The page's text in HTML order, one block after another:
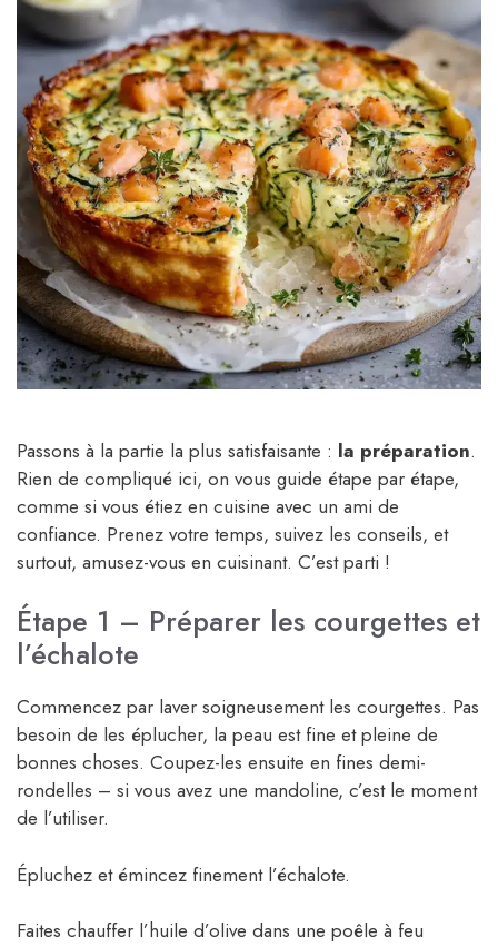
Passons à la partie la plus satisfaisante : la préparation.
Rien de compliqué ici, on vous guide étape par étape,
comme si vous étiez en cuisine avec un ami de
confiance. Prenez votre temps, suivez les conseils, et
surtout, amusez-vous en cuisinant. C’est parti !
Étape 1 – Préparer les courgettes et
l’échalote
Commencez par laver soigneusement les courgettes. Pas
besoin de les éplucher, la peau est fine et pleine de
bonnes choses. Coupez-les ensuite en fines demi-
rondelles – si vous avez une mandoline, c’est le moment
de l’utiliser.
Épluchez et émincez finement l’échalote.
Faites chauffer l’huile d’olive dans une poêle à feu